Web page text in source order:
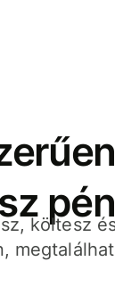
költesz